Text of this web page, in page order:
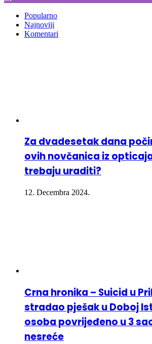
Popularno
Najnoviji
Komentari
Za dvadesetak dana
ovih novčanica iz
trebaju uraditi?
12. Decembra 2024.
Crna hronika – Suicid u
stradao pješak u Doboj
osoba povrijeđeno u 3
nesreće